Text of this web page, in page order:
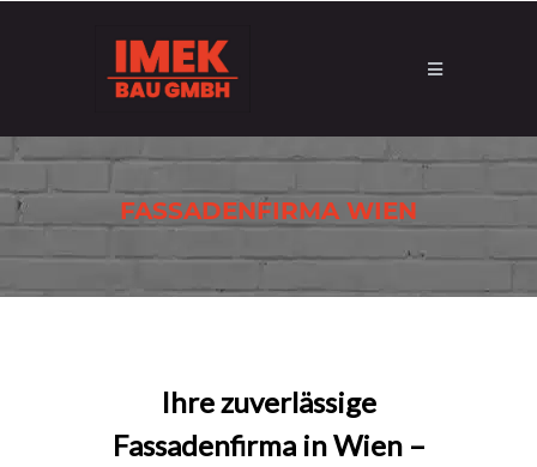
FASSADENFIRMA WIEN
Ihre zuverlässige
Fassadenfirma in Wien –